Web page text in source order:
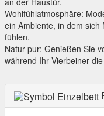
Wohlfühlatmosphäre:
ein Ambiente, in dem
fühlen.
Natur pur: Genießen Sie
während Ihr Vierbeiner